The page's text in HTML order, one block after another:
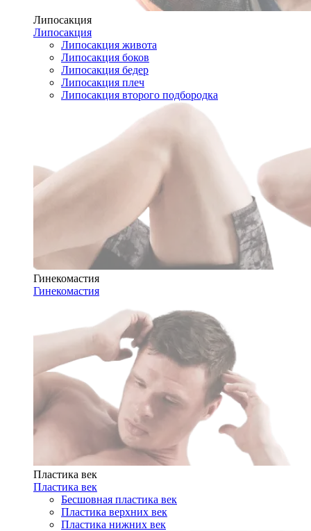
Липосакция
Липосакция
Липосакция живота
Липосакция боков
Липосакция бедер
Липосакция плеч
Липосакция второго подбородка
Гинекомастия
Гинекомастия
Пластика век
Пластика век
Бесшовная пластика век
Пластика верхних век
Пластика нижних век